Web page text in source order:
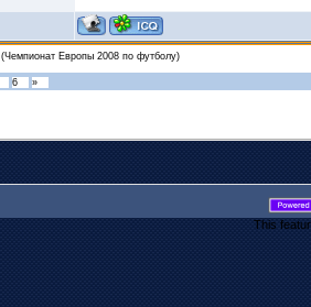
(Чемпионат Европы 2008 по футболу)
6 »
This